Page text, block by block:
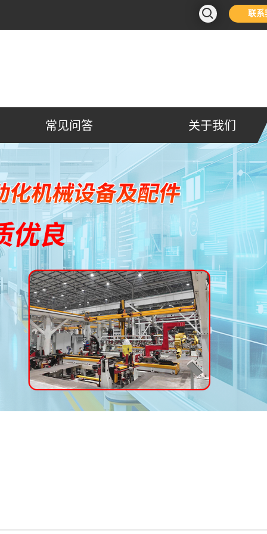
联系
常见问答 关于我们